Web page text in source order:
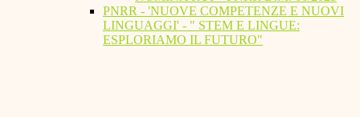
PNRR - 'NUOVE COMPETENZE E NUOVI
LINGUAGGI' - " STEM E LINGUE:
ESPLORIAMO IL FUTURO"